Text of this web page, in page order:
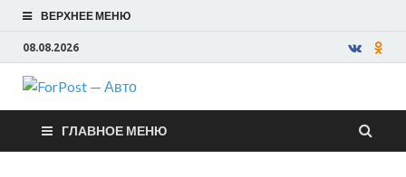
ВЕРХНЕЕ МЕНЮ
08.08.2026
ForPost —
Авто
ГЛАВНОЕ МЕНЮ